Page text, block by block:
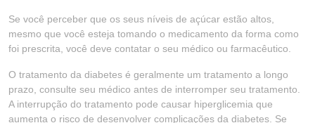
Se você perceber que os seus níveis de açúcar estão altos,
mesmo que você esteja tomando o medicamento da forma como
foi prescrita, você deve contatar o seu médico ou farmacêutico.
O tratamento da diabetes é geralmente um tratamento a longo
prazo, consulte seu médico antes de interromper seu tratamento.
A interrupção do tratamento pode causar hiperglicemia que
aumenta o risco de desenvolver complicações da diabetes. Se